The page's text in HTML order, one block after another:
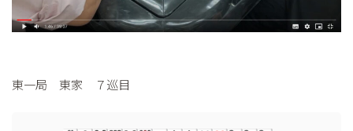
東一局 東家 ７巡目